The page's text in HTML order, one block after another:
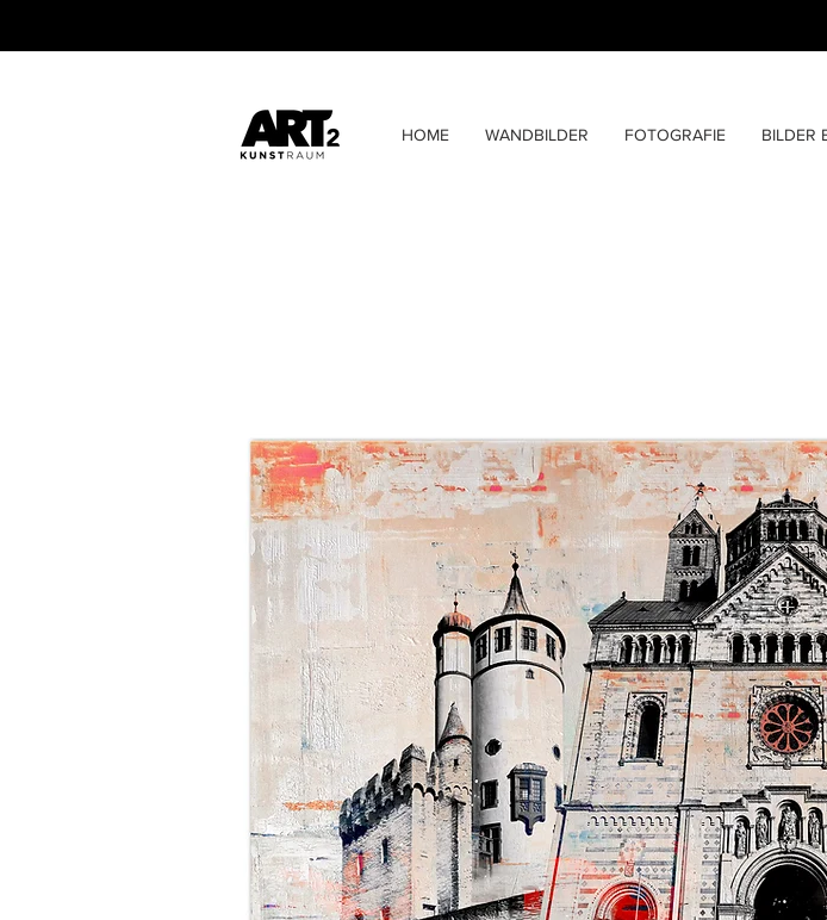
HOME WANDBILDER FOTOGRAFIE BILDER